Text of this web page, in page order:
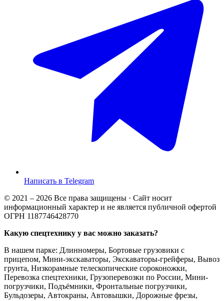
Написать в Telegram
© 2021 – 2026 Все права защищены · Сайт носит
информационный характер и не является публичной офертой
ОГРН 1187746428770
Какую спецтехнику у вас можно заказать?
В нашем парке: Длинномеры, Бортовые грузовики с
прицепом, Мини-экскаваторы, Экскаваторы-грейферы, Вывоз
грунта, Низкорамные телескопические сороконожки,
Перевозка спецтехники, Грузоперевозки по России, Мини-
погрузчики, Подъёмники, Фронтальные погрузчики,
Бульдозеры, Автокраны, Автовышки, Дорожные фрезы,